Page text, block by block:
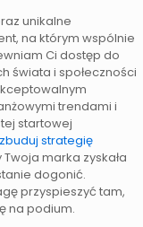
unikalne
na którym wspólnie
Ci dostęp do
świata i społeczności
trendami i
startowej
strategię
Twoja marka zyskała
dogonić.
przyspieszyć tam,
na podium.